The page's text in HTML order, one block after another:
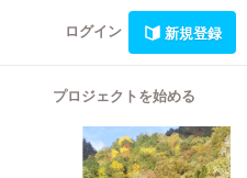
ログイン 新規登録
プロジェクトを始める